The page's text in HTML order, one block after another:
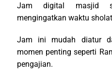
Jam digital masjid
mengingatkan waktu
Jam ini mudah diatur
momen penting seperti
pengajian.